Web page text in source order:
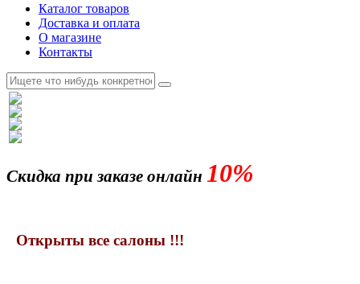
Каталог товаров
Доставка и оплата
О магазине
Контакты
Скидка при заказе онлайн 10%
Открыты все салоны !!!